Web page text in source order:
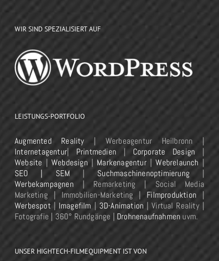
WIR SIND SPEZIALISIERT AUF
LEISTUNGS-PORTFOLIO
Augmented Reality | Werbeagentur Heilbronn |
Internetagentur| Printmedien | Corporate Design |
Website | Webdesign | Markenagentur|Webrelaunch |
SEO | SEM | Suchmaschinenoptimierung |
Werbekampagnen | Remarketing | Social Media
Marketing | Immobilien-Marketing | Filmproduktion |
Werbespot | Imagefilm | 3D-Animation | Virtual Reality |
Fotografie | 360° Rundgänge | Drohnenaufnahmen uvm.
UNSER HIGHTECH-FILMEQUIPMENT IST VON